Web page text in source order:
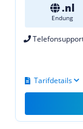
.nl
Endung
Tarifdetails